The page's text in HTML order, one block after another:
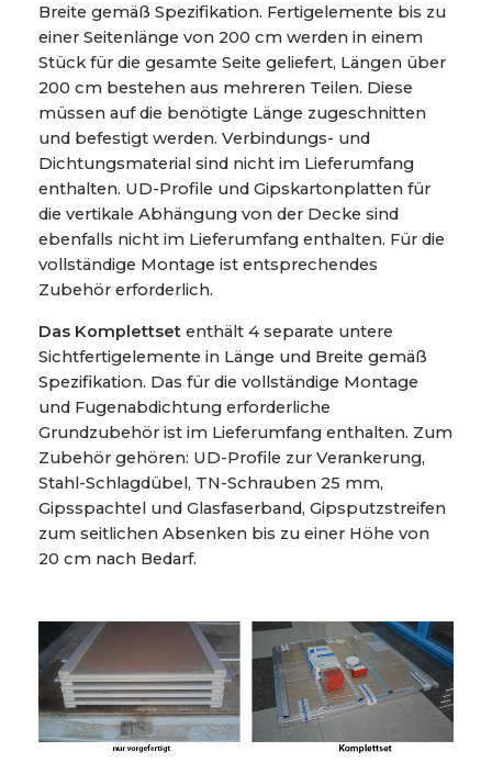
Breite gemäß Spezifikation. Fertigelemente bis zu
einer Seitenlänge von 200 cm werden in einem
Stück für die gesamte Seite geliefert, Längen über
200 cm bestehen aus mehreren Teilen. Diese
müssen auf die benötigte Länge zugeschnitten
und befestigt werden. Verbindungs- und
Dichtungsmaterial sind nicht im Lieferumfang
enthalten. UD-Profile und Gipskartonplatten für
die vertikale Abhängung von der Decke sind
ebenfalls nicht im Lieferumfang enthalten. Für die
vollständige Montage ist entsprechendes
Zubehör erforderlich.
Das Komplettsetenthält 4 separate untere
Sichtfertigelemente in Länge und Breite gemäß
Spezifikation. Das für die vollständige Montage
und Fugenabdichtung erforderliche
Grundzubehör ist im Lieferumfang enthalten. Zum
Zubehör gehören: UD-Profile zur Verankerung,
Stahl-Schlagdübel, TN-Schrauben 25 mm,
Gipsspachtel und Glasfaserband, Gipsputzstreifen
zum seitlichen Absenken bis zu einer Höhe von
20 cm nach Bedarf.